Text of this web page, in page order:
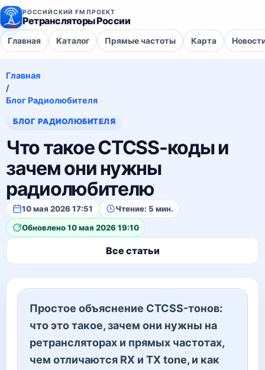
РОССИЙСКИЙ FM ПРОЕКТ
Ретрансляторы России
Главная Каталог Прямые частоты Карта
Главная
/
Блог Радиолюбителя
БЛОГ РАДИОЛЮБИТЕЛЯ
Что такое CTCSS-коды и
зачем они нужны
радиолюбителю
10 мая 2026 17:51
Чтение: 5 мин.
Обновлено 10 мая 2026 19:10
Все статьи
Простое объяснение CTCSS-тонов:
что это такое, зачем они нужны на
ретрансляторах и прямых частотах,
чем отличаются RX и TX tone, и как